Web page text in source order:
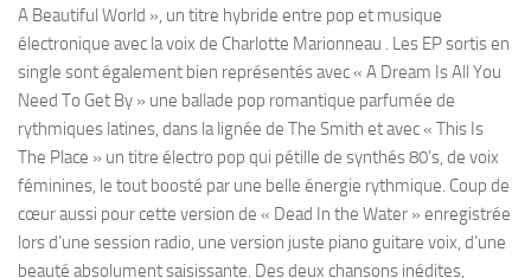
A Beautiful World », un titre hybride entre pop et musique
électronique avec la voix de Charlotte Marionneau . Les EP sortis en
single sont également bien représentés avec « A Dream Is All You
Need To Get By » une ballade pop romantique parfumée de
rythmiques latines, dans la lignée de The Smith et avec « This Is
The Place » un titre électro pop qui pétille de synthés 80’s, de voix
féminines, le tout boosté par une belle énergie rythmique. Coup de
cœur aussi pour cette version de « Dead In the Water » enregistrée
lors d’une session radio, une version juste piano guitare voix, d’une
beauté absolument saisissante. Des deux chansons inédites,